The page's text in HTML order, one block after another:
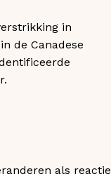
in
de Canadese
als reactie